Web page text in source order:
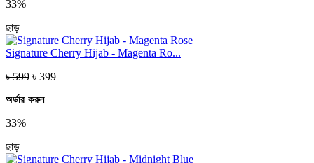
33%
ছাড়
Signature Cherry Hijab - Magenta Ro...
৳ 599 ৳ 399
অর্ডার করুন
33%
ছাড়